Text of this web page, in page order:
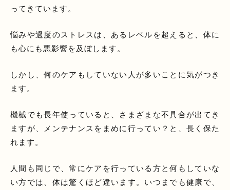
ってきています。
悩みや過度のストレスは、あるレベルを超えると、体に
も心にも悪影響を及ぼします。
しかし、何のケアもしていない人が多いことに気がつき
ます。
機械でも長年使っていると、さまざまな不具合が出てき
ますが、メンテナンスをまめに行ってい？と、長く保た
れます。
人間も同じで、常にケアを行っている方と何もしていな
い方では、体は驚くほど違います。いつまでも健康で、